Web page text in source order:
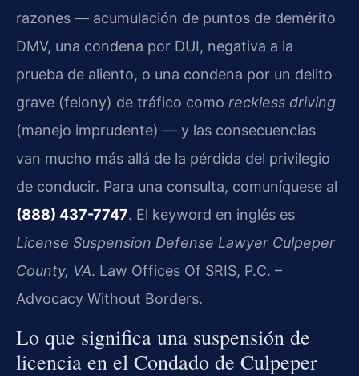
razones — acumulación de puntos de demérito
DMV, una condena por DUI, negativa a la
prueba de aliento, o una condena por un delito
grave (felony) de tráfico como reckless driving
(manejo imprudente) — y las consecuencias
van mucho más allá de la pérdida del privilegio
de conducir. Para una consulta, comuníquese al
(888) 437-7747. El keyword en inglés es
License Suspension Defense Lawyer Culpeper
County, VA. Law Offices Of SRIS, P.C. –
Advocacy Without Borders.
Lo que significa una suspensión de
licencia en el Condado de Culpeper